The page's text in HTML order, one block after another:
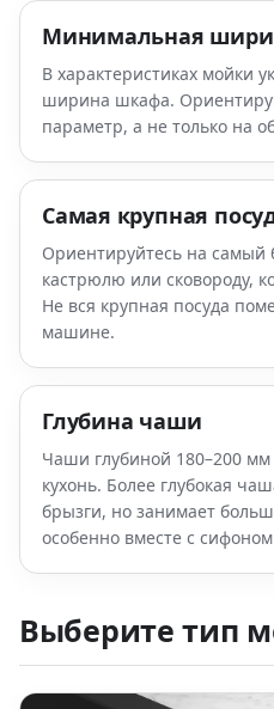
Минимальная
В характеристиках мойки
ширина шкафа.
параметр, а не только на
Самая крупная
Ориентируйтесь на самый
кастрюлю или сковороду,
Не вся крупная посуда
машине.
Глубина чаши
Чаши глубиной 180–200
кухонь. Более глубокая
брызги, но занимает
особенно вместе с
Выберите тип